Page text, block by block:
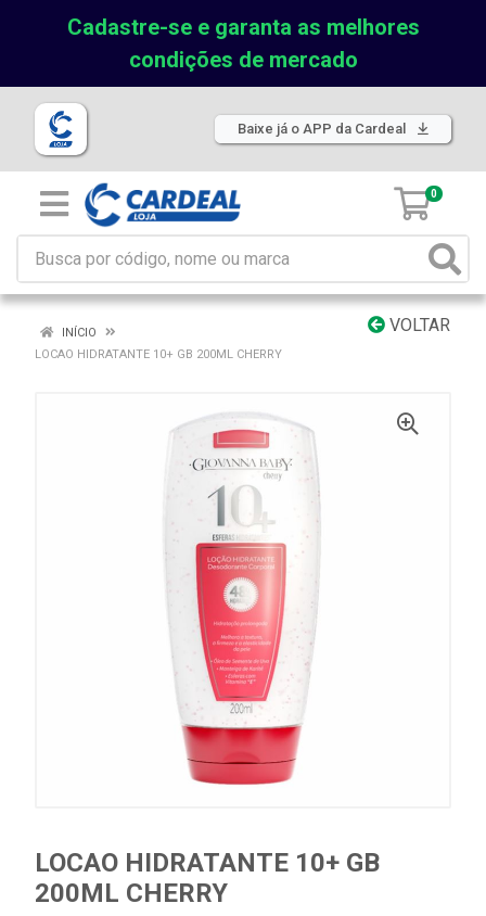
Cadastre-se e garanta as melhores
condições de mercado
Baixe já o APP da Cardeal
0
VOLTAR
INÍCIO
LOCAO HIDRATANTE 10+ GB 200ML CHERRY
LOCAO HIDRATANTE 10+ GB
200ML CHERRY